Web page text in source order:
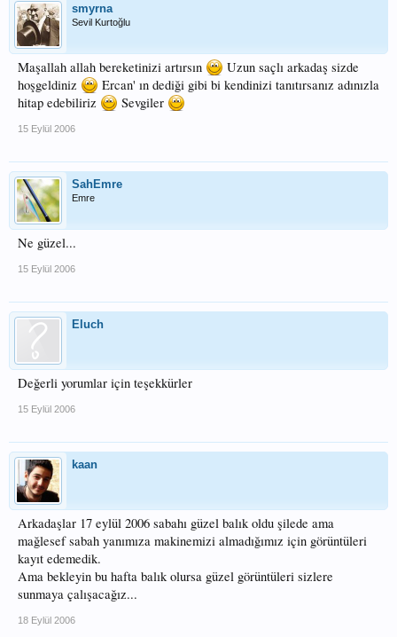
smyrna
Sevil Kurtoğlu
Maşallah allah bereketinizi artırsın
Uzun saçlı arkadaş sizde
hoşgeldiniz
Ercan' ın dediği gibi bi kendinizi tanıtırsanız adınızla
hitap edebiliriz
Sevgiler
15 Eylül 2006
SahEmre
Emre
Ne güzel...
15 Eylül 2006
Eluch
Değerli yorumlar için teşekkürler
15 Eylül 2006
kaan
Arkadaşlar 17 eylül 2006 sabahı güzel balık oldu şilede ama
mağlesef sabah yanımıza makinemizi almadığımız için görüntüleri
kayıt edemedik.
Ama bekleyin bu hafta balık olursa güzel görüntüleri sizlere
sunmaya çalışacağız...
18 Eylül 2006